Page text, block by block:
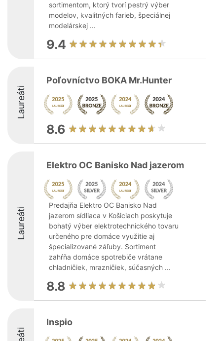
sortimentom, ktorý tvorí pestrý výber
modelov, kvalitných farieb, špeciálnej
modelárskej ...
9.4
Laureáti
Poľovníctvo BOKA Mr.Hunter
8.6
Laureáti
Elektro OC Banisko Nad jazerom
Predajňa Elektro OC Banisko Nad
jazerom sídliaca v Košiciach poskytuje
bohatý výber elektrotechnického tovaru
určeného pre domáce využitie aj
špecializované záľuby. Sortiment
zahŕňa domáce spotrebiče vrátane
chladničiek, mrazničiek, súčasných ...
8.8
Inspio